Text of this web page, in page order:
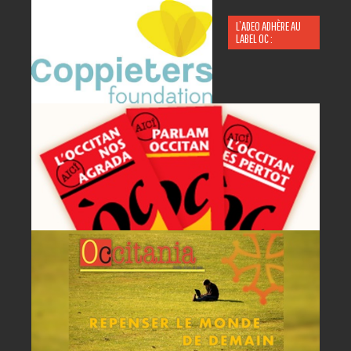
L’ADEO ADHÈRE AU
LABEL OC :